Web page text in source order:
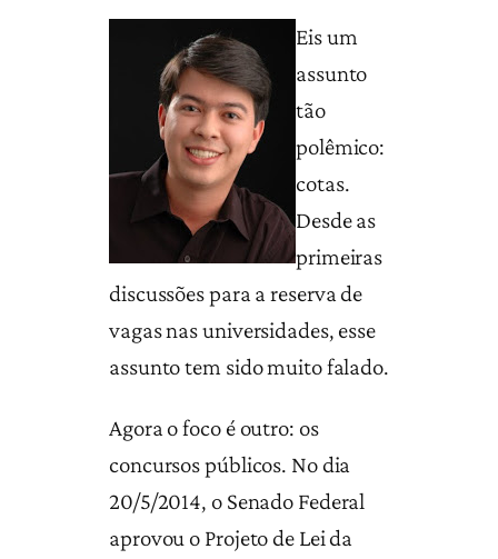
Eis um
assunto
tão
polêmico:
cotas.
Desde as
primeiras
discussões para a reserva de
vagas nas universidades, esse
assunto tem sido muito falado.
Agora o foco é outro: os
concursos públicos. No dia
20/5/2014, o Senado Federal
aprovou o Projeto de Lei da